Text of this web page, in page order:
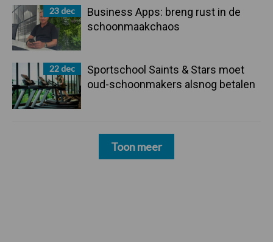
23 dec
Business Apps: breng rust in de
schoonmaakchaos
22 dec
Sportschool Saints & Stars moet
oud-schoonmakers alsnog betalen
Toon meer